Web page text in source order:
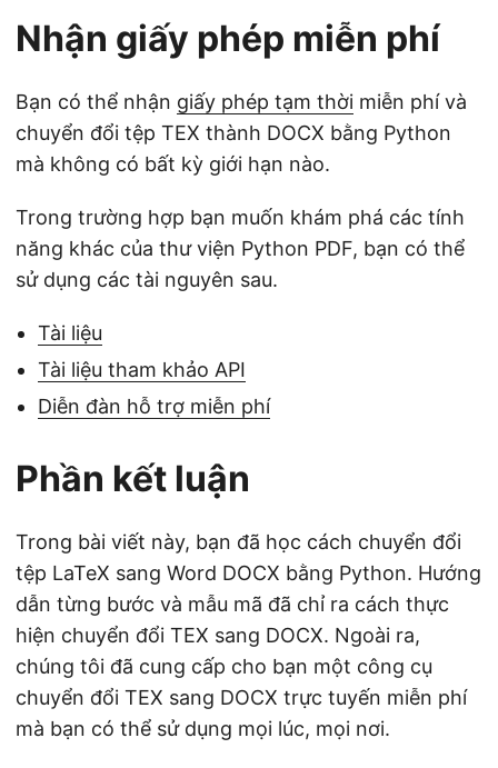
Nhận giấy phép miễn phí
Bạn có thể nhận giấy phép tạm thời miễn phí và
chuyển đổi tệp TEX thành DOCX bằng Python
mà không có bất kỳ giới hạn nào.
Trong trường hợp bạn muốn khám phá các tính
năng khác của thư viện Python PDF, bạn có thể
sử dụng các tài nguyên sau.
Tài liệu
Tài liệu tham khảo API
Diễn đàn hỗ trợ miễn phí
Phần kết luận
Trong bài viết này, bạn đã học cách chuyển đổi
tệp LaTeX sang Word DOCX bằng Python. Hướng
dẫn từng bước và mẫu mã đã chỉ ra cách thực
hiện chuyển đổi TEX sang DOCX. Ngoài ra,
chúng tôi đã cung cấp cho bạn một công cụ
chuyển đổi TEX sang DOCX trực tuyến miễn phí
mà bạn có thể sử dụng mọi lúc, mọi nơi.